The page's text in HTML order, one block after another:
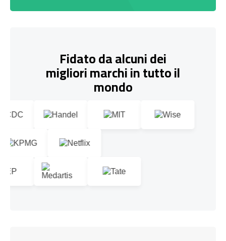
Fidato da alcuni dei
migliori marchi in tutto il
mondo